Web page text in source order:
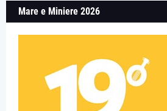
Mare e Miniere 2026